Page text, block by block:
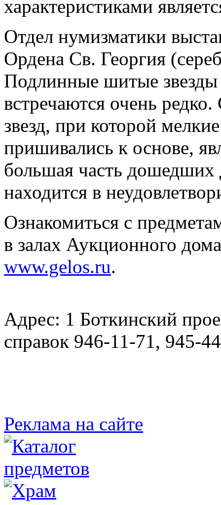
характеристиками
Отдел нумизматики
Ордена Св. Георгия
Подлинные шитые звезды
встречаются очень
звезд, при которой
пришивались к основе,
большая часть дошедших
находится в
Ознакомиться с
в залах Аукционного
www.gelos.ru.
Адрес: 1 Боткинский
справок 946-11-71, 945-
Реклама на сайте